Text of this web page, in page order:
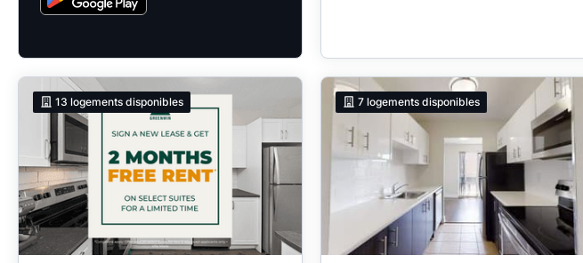
13 logements disponibles 7 logements disponibles